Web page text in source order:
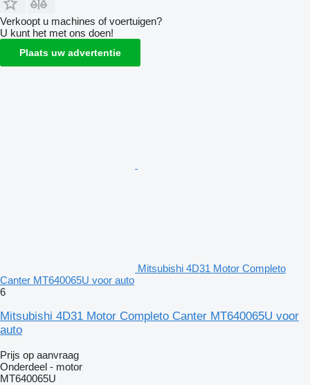
Verkoopt u machines of voertuigen?
U kunt het met ons doen!
Plaats uw advertentie
Mitsubishi 4D31 Motor Completo
Canter MT640065U voor auto
6
Mitsubishi 4D31 Motor Completo Canter MT640065U voor
auto
Prijs op aanvraag
Onderdeel - motor
MT640065U